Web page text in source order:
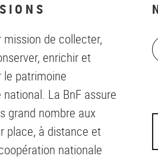
mission de collecter,
enrichir et
patrimoine
La BnF assure
grand nombre aux
place, à distance et
nationale